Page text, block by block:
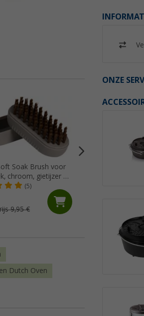
ONZE
Soak Brush voor
chroom, gietijzer en
oppervlakken
(5)
9,95 €
Dutch Oven